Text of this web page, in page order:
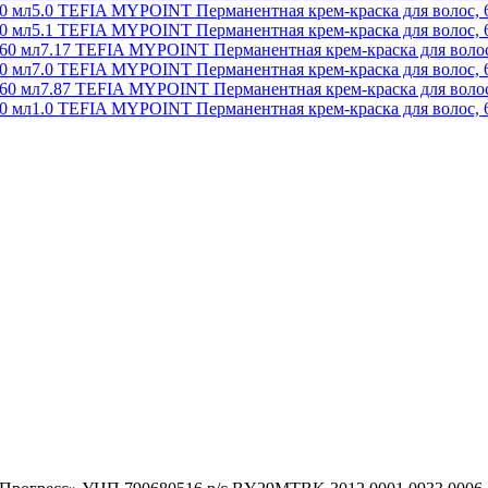
5.0 TEFIA MYPOINT Перманентная крем-краска для волос,
5.1 TEFIA MYPOINT Перманентная крем-краска для волос,
7.17 TEFIA MYPOINT Перманентная крем-краска для
7.0 TEFIA MYPOINT Перманентная крем-краска для волос,
7.87 TEFIA MYPOINT Перманентная крем-краска для
1.0 TEFIA MYPOINT Перманентная крем-краска для волос,